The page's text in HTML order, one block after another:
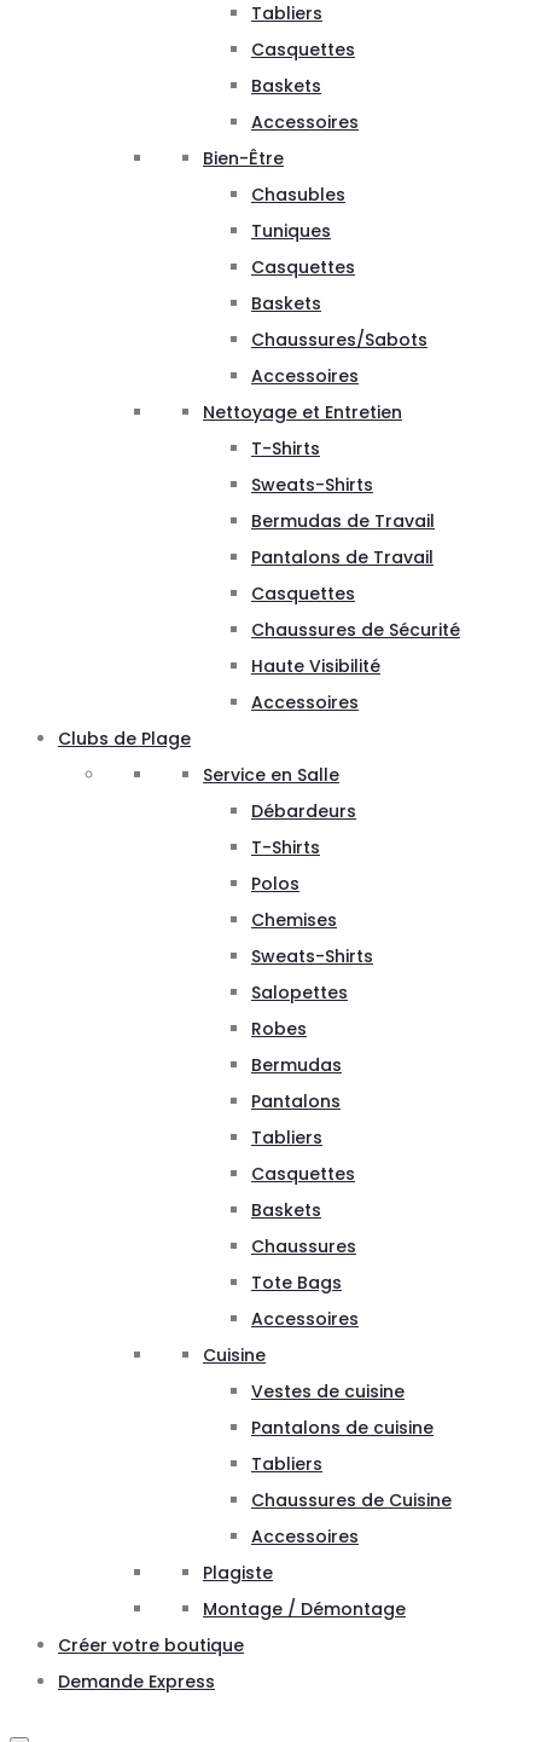
Tabliers
Casquettes
Baskets
Accessoires
Bien-Être
Chasubles
Tuniques
Casquettes
Baskets
Chaussures/Sabots
Accessoires
Nettoyage et Entretien
T-Shirts
Sweats-Shirts
Bermudas de Travail
Pantalons de Travail
Casquettes
Chaussures de Sécurité
Haute Visibilité
Accessoires
Clubs de Plage
Service en Salle
Débardeurs
T-Shirts
Polos
Chemises
Sweats-Shirts
Salopettes
Robes
Bermudas
Pantalons
Tabliers
Casquettes
Baskets
Chaussures
Tote Bags
Accessoires
Cuisine
Vestes de cuisine
Pantalons de cuisine
Tabliers
Chaussures de Cuisine
Accessoires
Plagiste
Montage / Démontage
Créer votre boutique
Demande Express